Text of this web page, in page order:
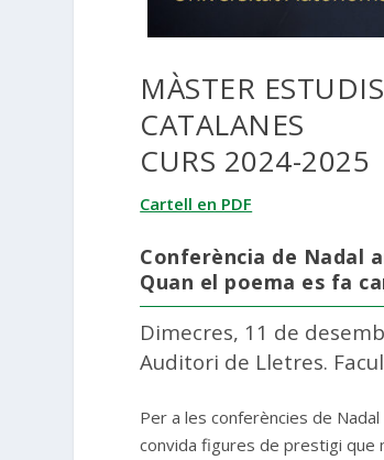
MÀSTER
CATALANES
CURS 2024-2025
Cartell en PDF
Conferència de Nadal
Quan el poema es fa
Dimecres, 11 de
Auditori de Lletres.
Per a les conferències de
convida figures de prestigi que